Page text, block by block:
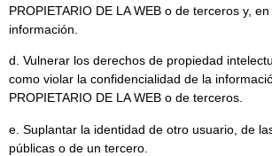
PROPIETARIO DE LA WEB o de terceros y,
información.
d. Vulnerar los derechos de propiedad
como violar la confidencialidad de la
PROPIETARIO DE LA WEB o de terceros.
e. Suplantar la identidad de otro usuario, de
públicas o de un tercero.